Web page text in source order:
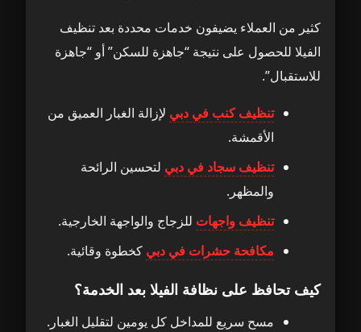
كثير من العملاء يضيفون خدمات محددة بعد تنظيف
الفيلا للحصول على نتيجة “جاهزة للسكن” أو “جاهزة
للاستقبال”.
تنظيف كنب في دبي لإزالة الغبار العميق من
الأقمشة.
تنظيف سجاد في دبي لتحسين الرائحة
والمظهر.
تنظيف واجهات للزجاج والواجهة الخارجية.
مكافحة حشرات في دبي كخطوة وقائية.
كيف تحافظ على نظافة الفيلا بعد الخدمة؟
مسح سريع للمداخل كل يومين لتقليل الغبار.